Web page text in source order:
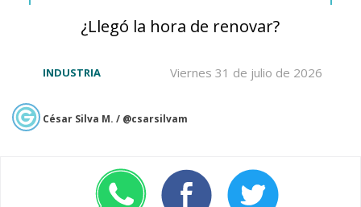
¿Llegó la hora de renovar?
Viernes 31 de julio de 2026
INDUSTRIA
César Silva M. / @csarsilvam